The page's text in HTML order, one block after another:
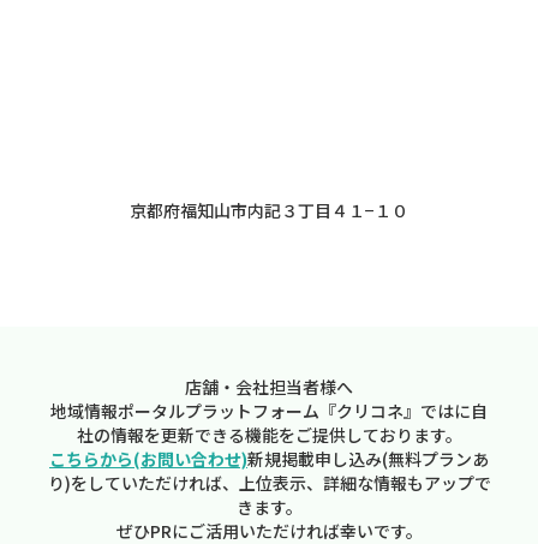
京都府福知山市内記３丁目４１−１０
店舗・会社担当者様へ
地域情報ポータルプラットフォーム『クリコネ』ではに自
社の情報を更新できる機能をご提供しております。
こちらから(お問い合わせ)新規掲載申し込み(無料プランあ
り)をしていただければ、上位表示、詳細な情報もアップで
きます。
ぜひPRにご活用いただければ幸いです。